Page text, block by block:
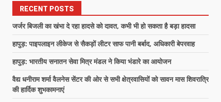
RECENT POSTS
जर्जर बिजली का खंभा दे रहा हादसे को दावत, कभी भी हो सकता है बड़ा हादसा
हापुड़: पाइपलाइन लीकेज से सैकड़ों लीटर साफ पानी बर्बाद, अधिकारी बेपरवाह
हापुड़: भारतीय सनातन सेवा मित्र मंडल ने किया भंडारे का आयोजन
वैद्य धनीराम शर्मा वैलनेस सेंटर की ओर से सभी क्षेत्रवासियों को सावन मास शिवरात्रि
की हार्दिक शुभकामनाएं